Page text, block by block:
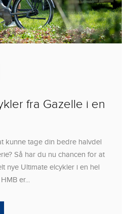
fra Gazelle i en
kunne tage din bedre halvdel
Så har du nu chancen for at
nye Ultimate elcykler i en hel
er...